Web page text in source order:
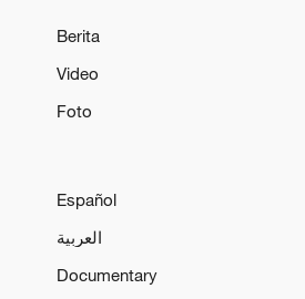
Berita
Video
Foto
Español
العربية
Documentary